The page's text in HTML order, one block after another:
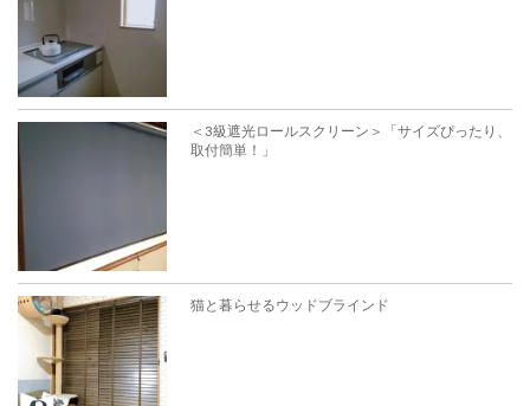
＜3級遮光ロールスクリーン＞「サイズぴったり、
取付簡単！」
猫と暮らせるウッドブラインド